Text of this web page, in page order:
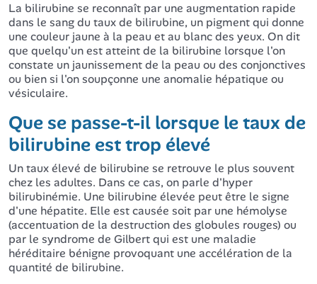
La bilirubine se reconnaît par une augmentation rapide
dans le sang du taux de bilirubine, un pigment qui donne
une couleur jaune à la peau et au blanc des yeux. On dit
que quelqu'un est atteint de la bilirubine lorsque l'on
constate un jaunissement de la peau ou des conjonctives
ou bien si l'on soupçonne une anomalie hépatique ou
vésiculaire.
Que se passe-t-il lorsque le taux de
bilirubine est trop élevé
Un taux élevé de bilirubine se retrouve le plus souvent
chez les adultes. Dans ce cas, on parle d'hyper
bilirubinémie. Une bilirubine élevée peut être le signe
d'une hépatite. Elle est causée soit par une hémolyse
(accentuation de la destruction des globules rouges) ou
par le syndrome de Gilbert qui est une maladie
héréditaire bénigne provoquant une accélération de la
quantité de bilirubine.